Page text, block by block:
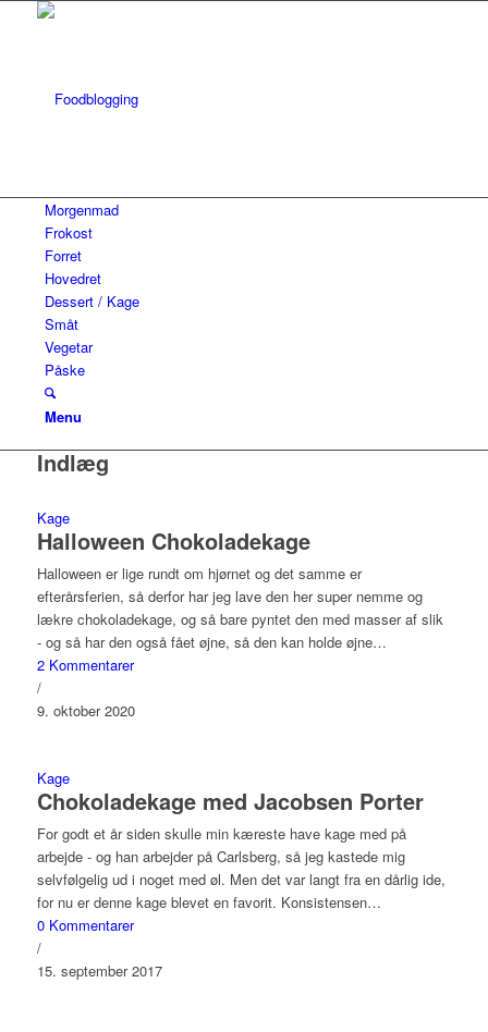
Morgenmad
Frokost
Forret
Hovedret
Dessert / Kage
Småt
Vegetar
Påske
Menu
Indlæg
Kage
Halloween Chokoladekage
Halloween er lige rundt om hjørnet og det samme er
efterårsferien, så derfor har jeg lave den her super nemme og
lækre chokoladekage, og så bare pyntet den med masser af slik
- og så har den også fået øjne, så den kan holde øjne…
2 Kommentarer
/
9. oktober 2020
Kage
Chokoladekage med Jacobsen Porter
For godt et år siden skulle min kæreste have kage med på
arbejde - og han arbejder på Carlsberg, så jeg kastede mig
selvfølgelig ud i noget med øl. Men det var langt fra en dårlig ide,
for nu er denne kage blevet en favorit. Konsistensen…
0 Kommentarer
/
15. september 2017